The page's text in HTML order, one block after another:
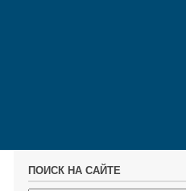
ПОИСК НА САЙТЕ